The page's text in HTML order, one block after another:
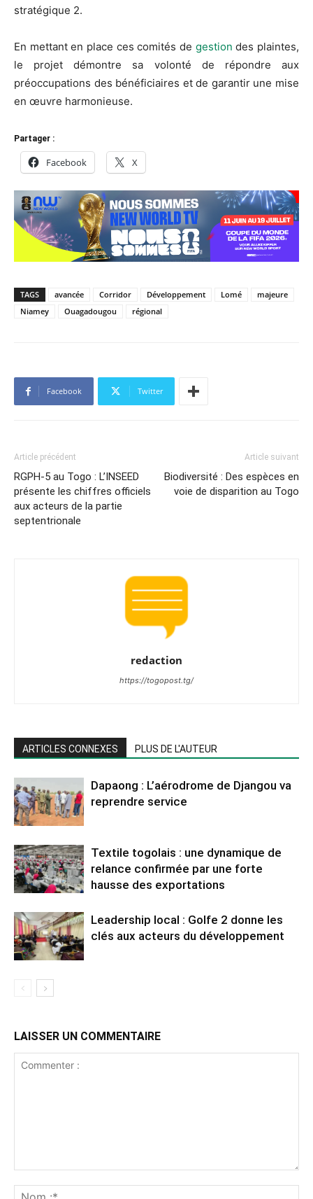
stratégique 2.
En mettant en place ces comités de gestion des plaintes,
le projet démontre sa volonté de répondre aux
préoccupations des bénéficiaires et de garantir une mise
en œuvre harmonieuse.
Partager :
Facebook X
TAGS avancée Corridor Développement Lomé
majeure
Niamey
Ouagadougou régional
Facebook Twitter
Article précédent
RGPH-5 au Togo : L’INSEED
présente les chiffres officiels
aux acteurs de la partie
septentrionale
Article suivant
Biodiversité : Des espèces en
voie de disparition au Togo
redaction
https://togopost.tg/
ARTICLES CONNEXES PLUS DE L'AUTEUR
Dapaong : L’aérodrome de Djangou va
reprendre service
Textile togolais : une dynamique de
relance confirmée par une forte
hausse des exportations
Leadership local : Golfe 2 donne les
clés aux acteurs du développement
LAISSER UN COMMENTAIRE